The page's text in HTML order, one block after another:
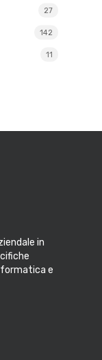
27
142
11
in
e